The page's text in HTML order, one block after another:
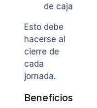
de caja
Esto debe
hacerse al
cierre de
cada
jornada.
Beneficios